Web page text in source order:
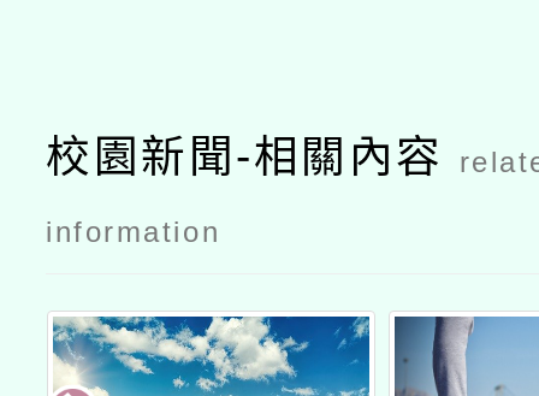
校園新聞-相關內容
information